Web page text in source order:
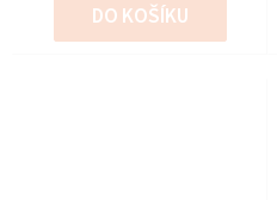
DO KOŠÍKU